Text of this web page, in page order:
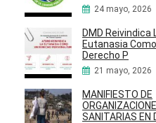
24 mayo, 2026
DMD Reivindica
Eutanasia
Derecho P
21 mayo, 2026
MANIFIESTO DE
SANITARIAS EN